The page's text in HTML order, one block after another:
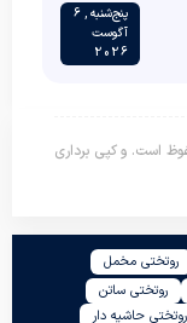
پنج‌شنبه , 6
آگوست
2026
است. و کپی برداری
روتختی مخمل
روتختی ساتن
روتختی حاشیه دار